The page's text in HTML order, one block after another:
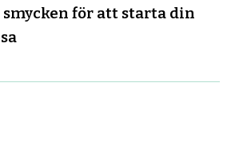
för att starta din